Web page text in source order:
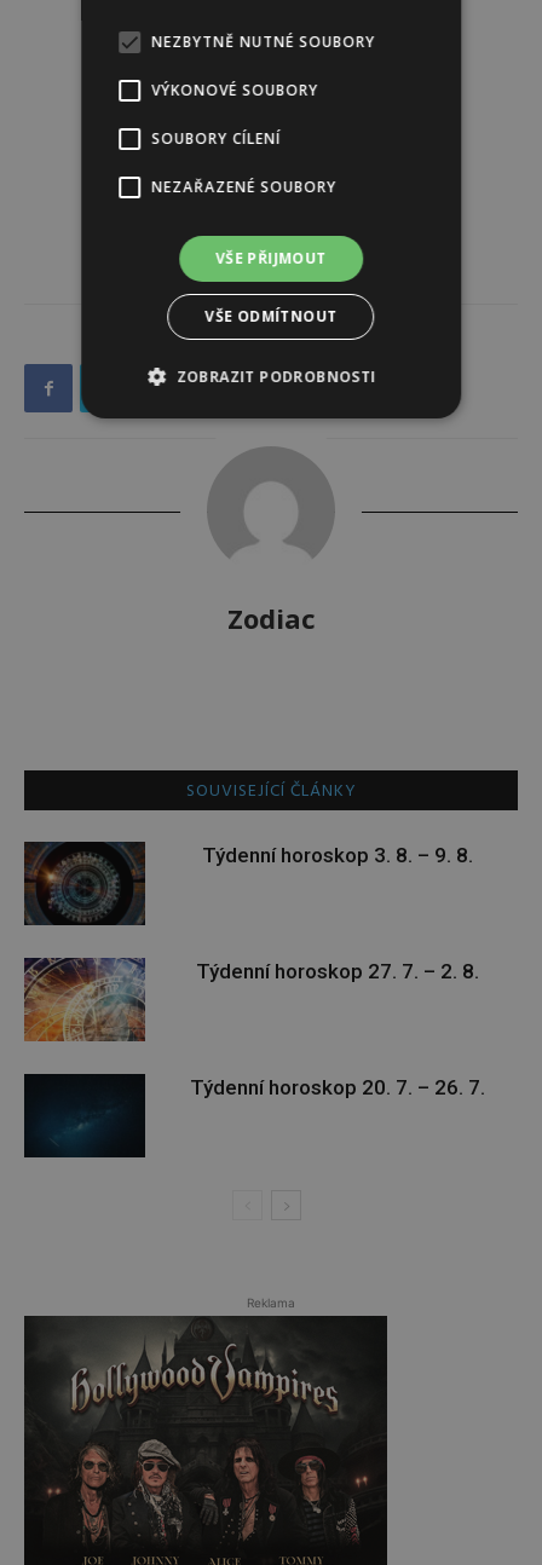
Zodiac
SOUVISEJÍCÍ ČLÁNKY
Týdenní horoskop 3. 8. – 9. 8.
Týdenní horoskop 27. 7. – 2. 8.
Týdenní horoskop 20. 7. – 26. 7.
Reklama
NEZBYTNĚ NUTNÉ SOUBORY
VÝKONOVÉ SOUBORY
SOUBORY CÍLENÍ
NEZAŘAZENÉ SOUBORY
VŠE PŘIJMOUT
VŠE ODMÍTNOUT
ZOBRAZIT PODROBNOSTI